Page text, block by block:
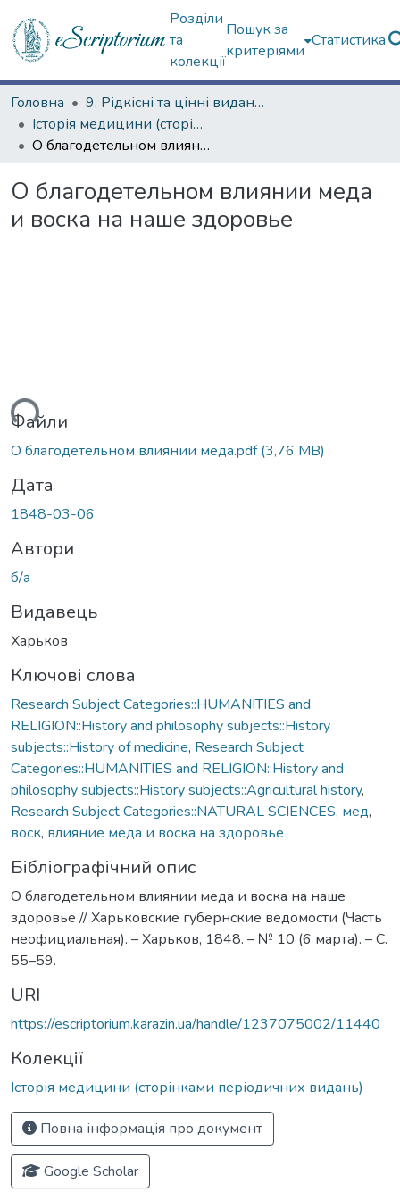
Розділи
та
колекції
Пошук за
критеріями
Статистика
Головна
9. Рідкісні та цінні видання
Історія медицини (сторінками періодичних видань)
О благодетельном влиянии меда и воска на наше здоровье
О благодетельном влиянии меда
и воска на наше здоровье
Файли
О благодетельном влиянии меда.pdf(3,76 MB)
Дата
1848-03-06
Автори
б/а
Видавець
Харьков
Ключові слова
Research Subject Categories::HUMANITIES and
RELIGION::History and philosophy subjects::History
subjects::History of medicine, Research Subject
Categories::HUMANITIES and RELIGION::History and
philosophy subjects::History subjects::Agricultural history,
Research Subject Categories::NATURAL SCIENCES, мед,
воск, влияние меда и воска на здоровье
Бібліографічний опис
О благодетельном влиянии меда и воска на наше
здоровье // Харьковские губернские ведомости (Часть
неофициальная). – Харьков, 1848. – № 10 (6 марта). – С.
55–59.
URI
https://escriptorium.karazin.ua/handle/1237075002/11440
Колекції
Історія медицини (сторінками періодичних видань)
Повна інформація про документ
Google Scholar